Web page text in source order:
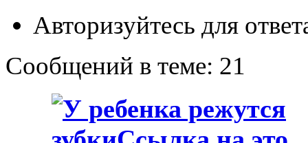
Авторизуйтесь для
Сообщений в теме: 21